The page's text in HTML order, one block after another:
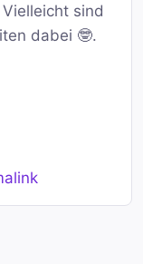
sind
dabei 🤓.